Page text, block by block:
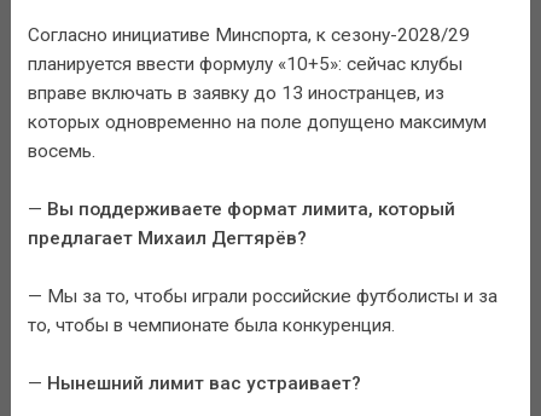
Согласно инициативе Минспорта, к сезону-2028/29
планируется ввести формулу «10+5»: сейчас клубы
вправе включать в заявку до 13 иностранцев, из
которых одновременно на поле допущено максимум
восемь.
— Вы поддерживаете формат лимита, который
предлагает Михаил Дегтярёв?
— Мы за то, чтобы играли российские футболисты и за
то, чтобы в чемпионате была конкуренция.
— Нынешний лимит вас устраивает?